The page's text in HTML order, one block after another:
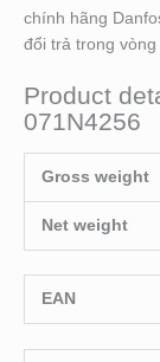
chính hãng
đổi trả trong vòng
Product
071N4256
Gross weight
Net weight
EAN